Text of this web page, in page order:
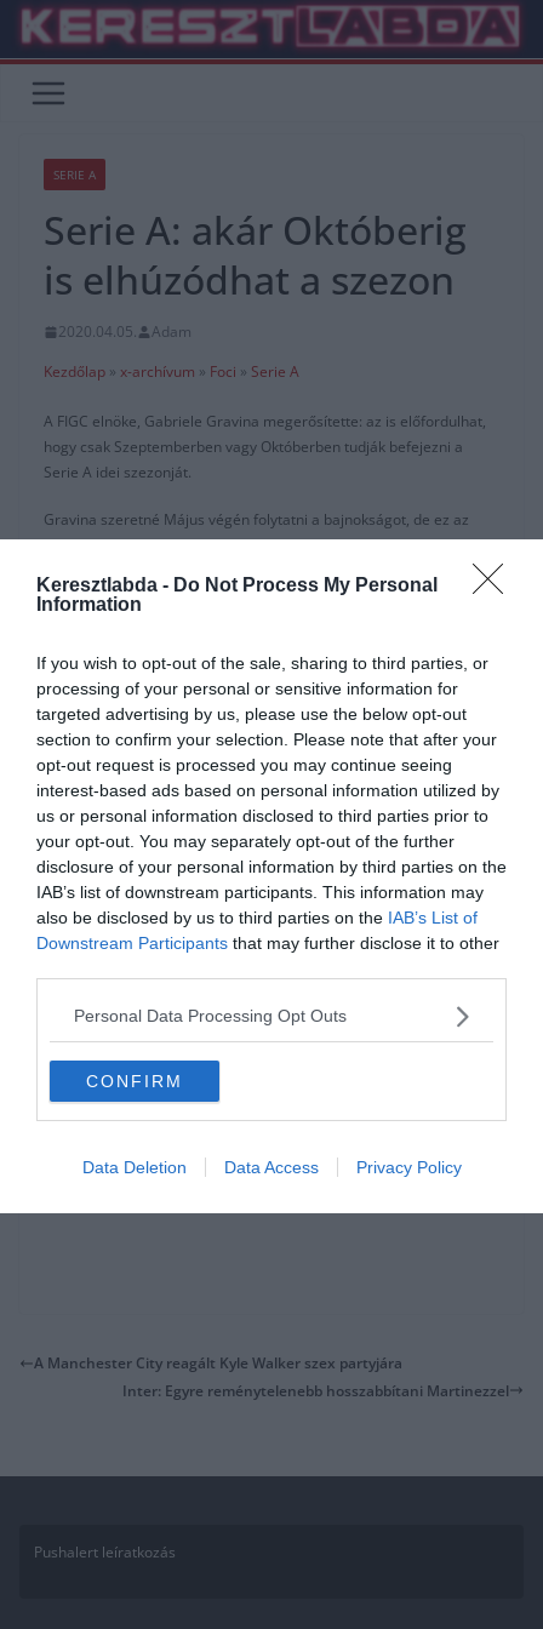
Keresztlabda - Do Not Process My Personal
Information
If you wish to opt-out of the sale, sharing to third parties, or
processing of your personal or sensitive information for
targeted advertising by us, please use the below opt-out
section to confirm your selection. Please note that after your
opt-out request is processed you may continue seeing
interest-based ads based on personal information utilized by
us or personal information disclosed to third parties prior to
your opt-out. You may separately opt-out of the further
disclosure of your personal information by third parties on the
IAB’s list of downstream participants. This information may
also be disclosed by us to third parties on the IAB’s List of
Downstream Participants that may further disclose it to other
Personal Data Processing Opt Outs
CONFIRM
Data Deletion Data Access Privacy Policy
Skip
content
SERIE A
Serie A: akár Októberig
is elhúzódhat a szezon
2020.04.05.
Adam
Kezdőlap » x-archívum » Foci » Serie A
A FIGC elnöke, Gabriele Gravina megerősítette: az is előfordulhat,
hogy csak Szeptemberben vagy Októberben tudják befejezni a
Serie A idei szezonját.
Gravina szeretné Május végén folytatni a bajnokságot, de ez az
Olasz Kormány rendelkezésein is múlik.
A sportvezető készen áll, hogy ha kell akkor az őszi hónapokat is
kihasználják, amennyiben ez azt jelenti be tudják fejezni a szezont.
“Az egyetlen jó megoldás erre a vészhelyzetre, ha végig játsszuk
ezt a szezont, bármilyen módon.” –mondta a Rai Sportnak.
“Dolgozunk több variáción is, hogy hogyan tudjuk legjobban kezelni
ezt a helyzetet.”
Május 17 a szezon folytatásának a lehetséges időpontja, de ez
egyelőre csak egy lehetőség.
“Az is egy lehetőség, hogy Szeptember-Októberig fog tartani. Ez is
egy módja, hogy feladjuk a 2019/20-as vagy a 2020/21-es szezont.”
A Manchester City reagált Kyle Walker szex partyjára
Inter: Egyre reménytelenebb hosszabbítani Martinezzel
Pushalert leíratkozás